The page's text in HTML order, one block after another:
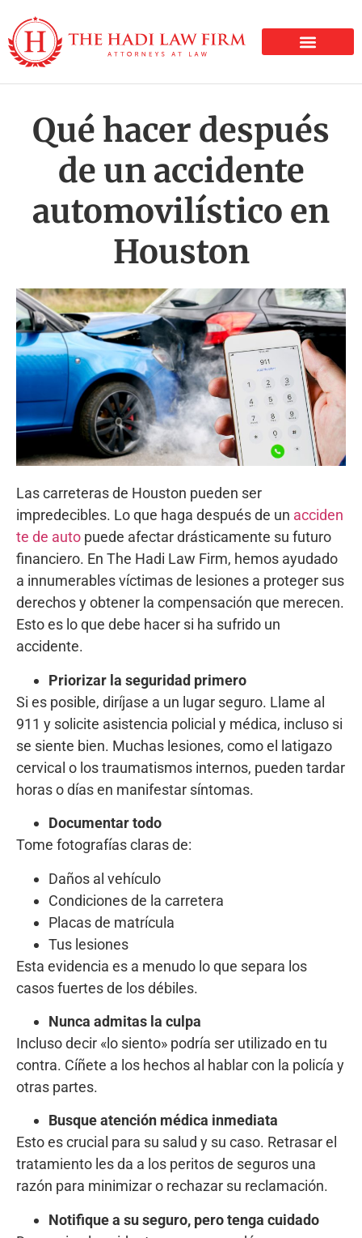
Qué hacer después
de un accidente
automovilístico en
Houston
Las carreteras de Houston pueden ser
impredecibles. Lo que haga después de un acciden
te de auto puede afectar drásticamente su futuro
financiero. En The Hadi Law Firm, hemos ayudado
a innumerables víctimas de lesiones a proteger sus
derechos y obtener la compensación que merecen.
Esto es lo que debe hacer si ha sufrido un
accidente.
Priorizar la seguridad primero
Si es posible, diríjase a un lugar seguro. Llame al
911 y solicite asistencia policial y médica, incluso si
se siente bien. Muchas lesiones, como el latigazo
cervical o los traumatismos internos, pueden tardar
horas o días en manifestar síntomas.
Documentar todo
Tome fotografías claras de:
Daños al vehículo
Condiciones de la carretera
Placas de matrícula
Tus lesiones
Esta evidencia es a menudo lo que separa los
casos fuertes de los débiles.
Nunca admitas la culpa
Incluso decir «lo siento» podría ser utilizado en tu
contra. Cíñete a los hechos al hablar con la policía y
otras partes.
Busque atención médica inmediata
Esto es crucial para su salud y su caso. Retrasar el
tratamiento les da a los peritos de seguros una
razón para minimizar o rechazar su reclamación.
Notifique a su seguro, pero tenga cuidado